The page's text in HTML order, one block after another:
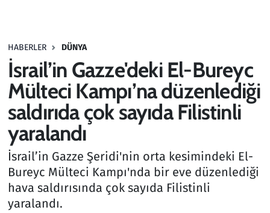
HABERLER DÜNYA
İsrail’in Gazze'deki El-Bureyc
Mülteci Kampı’na düzenlediği
saldırıda çok sayıda Filistinli
yaralandı
İsrail’in Gazze Şeridi'nin orta kesimindeki El-
Bureyc Mülteci Kampı'nda bir eve düzenlediği
hava saldırısında çok sayıda Filistinli
yaralandı.
Haber
Kültür Sanat
Kurumsal Haberler
Lezzet Durağı
Memur ve Kamu
Otomobil